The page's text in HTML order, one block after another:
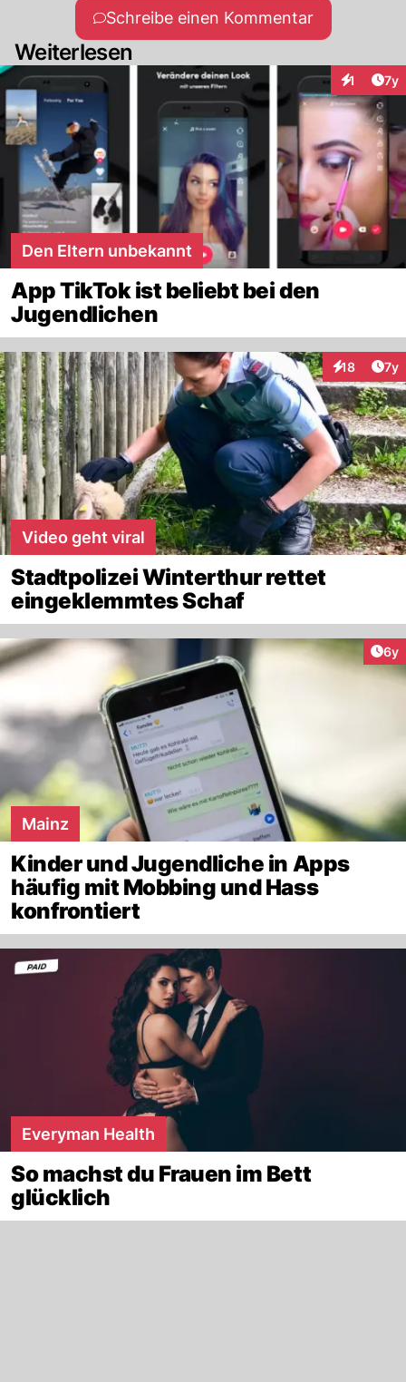
Schreibe einen Kommentar
Weiterlesen
1 7y
Den Eltern unbekannt
App TikTok ist beliebt bei den
Jugendlichen
18 7y
Video geht viral
Stadtpolizei Winterthur rettet
eingeklemmtes Schaf
6y
Mainz
Kinder und Jugendliche in Apps
häufig mit Mobbing und Hass
konfrontiert
Everyman Health
So machst du Frauen im Bett
glücklich